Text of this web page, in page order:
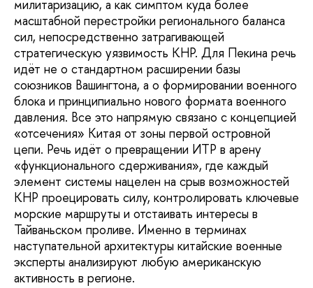
милитаризацию, а как симптом куда более
масштабной перестройки регионального баланса
сил, непосредственно затрагивающей
стратегическую уязвимость КНР. Для Пекина речь
идёт не о стандартном расширении базы
союзников Вашингтона, а о формировании военного
блока и принципиально нового формата военного
давления. Все это напрямую связано с концепцией
«отсечения» Китая от зоны первой островной
цепи. Речь идёт о превращении ИТР в арену
«функционального сдерживания», где каждый
элемент системы нацелен на срыв возможностей
КНР проецировать силу, контролировать ключевые
морские маршруты и отстаивать интересы в
Тайваньском проливе. Именно в терминах
наступательной архитектуры китайские военные
эксперты анализируют любую американскую
активность в регионе.